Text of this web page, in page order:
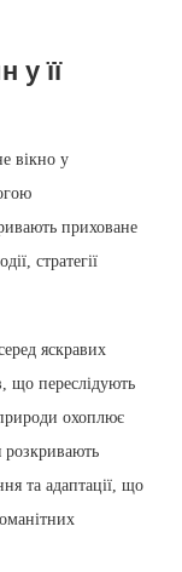
у її
вікно у
приховане
стратегії
яскравих
що переслідують
охоплює
розкривають
та адаптації, що